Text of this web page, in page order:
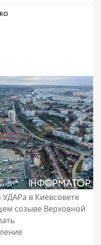
в Киевсовете
созыве Верховной